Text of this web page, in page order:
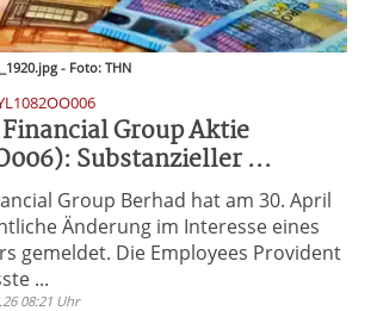
- Foto: THN
Group Aktie
Substanzieller ...
Group Berhad hat am 30. April
Änderung im Interesse eines
gemeldet. Die Employees Provident
...
08:21 Uhr